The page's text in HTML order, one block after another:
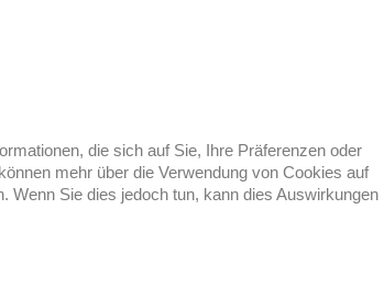
die sich auf Sie, Ihre Präferenzen oder
mehr über die Verwendung von Cookies auf
Wenn Sie dies jedoch tun, kann dies Auswirkungen